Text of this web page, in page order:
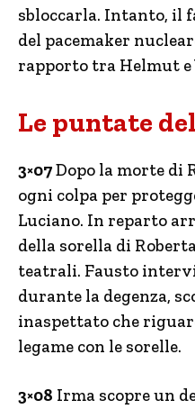
sbloccarla. Intanto, il
del pacemaker
rapporto tra Helmut
Le puntate
3×07Dopo la morte di
ogni colpa per
Luciano. In reparto
della sorella di
teatrali. Fausto
durante la degenza,
inaspettato che
legame con le sorelle.
3×08 Irma scopre un